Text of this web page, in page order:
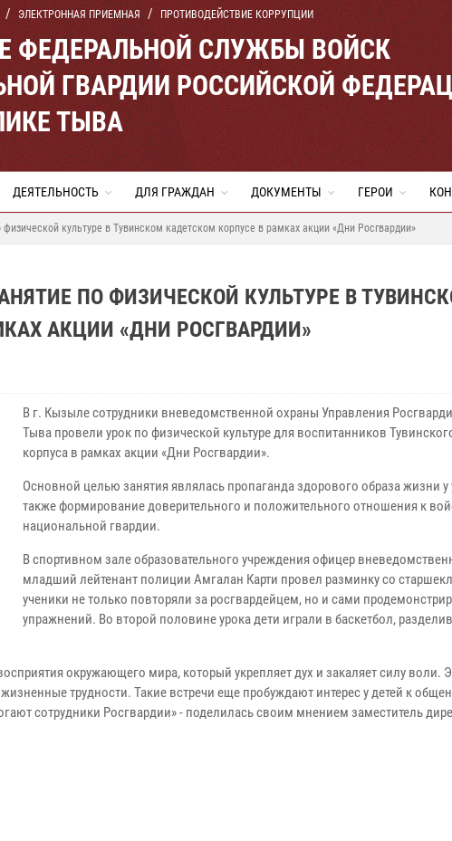
ЭЛЕКТРОННАЯ ПРИЕМНАЯ ПРОТИВОДЕЙСТВИЕ КОРРУПЦИИ
ФЕДЕРАЛЬНОЙ СЛУЖБЫ ВОЙСК
ГВАРДИИ РОССИЙСКОЙ
ТЫВА
ДЕЯТЕЛЬНОСТЬ ДЛЯ ГРАЖДАН ДОКУМЕНТЫ ГЕРОИ
культуре в Тувинском кадетском корпусе в рамках акции «Дни Росгвардии»
ПО ФИЗИЧЕСКОЙ КУЛЬТУРЕ В
АКЦИИ «ДНИ РОСГВАРДИИ»
В г. Кызыле сотрудники вневедомственной охраны Управления
Тыва провели урок по физической культуре для воспитанников
корпуса в рамках акции «Дни Росгвардии».
Основной целью занятия являлась пропаганда здорового образа жизни у
также формирование доверительного и положительного отношения к
национальной гвардии.
В спортивном зале образовательного учреждения офицер
младший лейтенант полиции Амгалан Карти провел разминку со
ученики не только повторяли за росгвардейцем, но и сами
упражнений. Во второй половине урока дети играли в баскетбол,
окружающего мира, который укрепляет дух и закаляет силу воли.
трудности. Такие встречи еще пробуждают интерес у детей к
сотрудники Росгвардии» - поделилась своим мнением заместитель